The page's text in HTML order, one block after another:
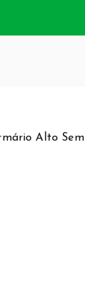
onde o
Alto